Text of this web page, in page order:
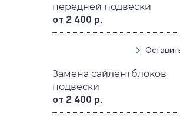
передней подвески
от 2 400 р.
Замена сайлентблоков
подвески
от 2 400 р.